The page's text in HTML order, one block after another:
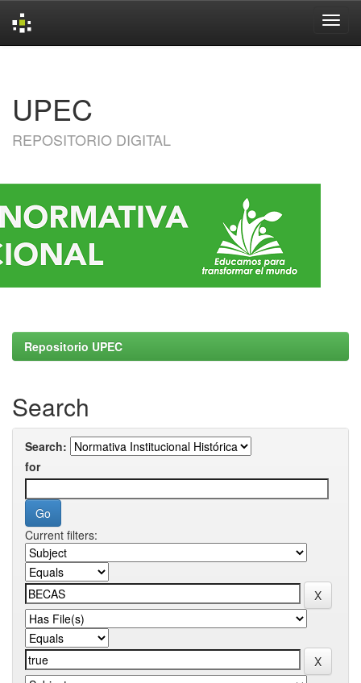
UPEC
REPOSITORIO DIGITAL
Repositorio UPEC
Search
Search:
for
Current filters: